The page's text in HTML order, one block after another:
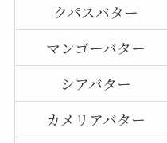
クパスバター
マンゴーバター
シアバター
カメリアバター